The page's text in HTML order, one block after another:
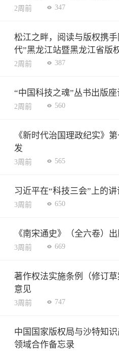
2周前 347
松江之畔，阅读与版权携
代”黑龙江站暨黑龙江省版
2周前 387
“中国科技之魂”丛书出版
2周前 560
《新时代治国理政纪实》
发
3周前 565
习近平在“科技三会”上的
3周前 650
《南宋通史》（全六卷）
3周前 669
著作权法实施条例（修订
意见
3周前 747
中国国家版权局与沙特知
领域合作备忘录